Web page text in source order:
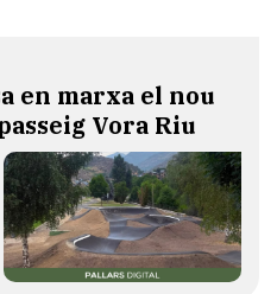
en marxa el nou
Vora Riu